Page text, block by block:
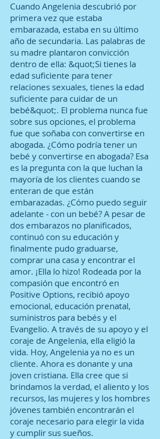
Cuando Angelenia descubrió por
primera vez que estaba
embarazada, estaba en su último
año de secundaria. Las palabras de
su madre plantaron convicción
dentro de ella: &quot;Si tienes la
edad suficiente para tener
relaciones sexuales, tienes la edad
suficiente para cuidar de un
bebé&quot;. El problema nunca fue
sobre sus opciones, el problema
fue que soñaba con convertirse en
abogada. ¿Cómo podría tener un
bebé y convertirse en abogada? Esa
es la pregunta con la que luchan la
mayoría de los clientes cuando se
enteran de que están
embarazadas. ¿Cómo puedo seguir
adelante - con un bebé? A pesar de
dos embarazos no planificados,
continuó con su educación y
finalmente pudo graduarse,
comprar una casa y encontrar el
amor. ¡Ella lo hizo! Rodeada por la
compasión que encontró en
Positive Options, recibió apoyo
emocional, educación prenatal,
suministros para bebés y el
Evangelio. A través de su apoyo y el
coraje de Angelenia, ella eligió la
vida. Hoy, Angelenia ya no es un
cliente. Ahora es donante y una
joven cristiana. Ella cree que si
brindamos la verdad, el aliento y los
recursos, las mujeres y los hombres
jóvenes también encontrarán el
coraje necesario para elegir la vida
y cumplir sus sueños.